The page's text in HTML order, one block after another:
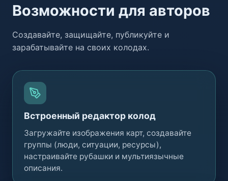
Возможности для авторов
Создавайте, защищайте, публикуйте и
зарабатывайте на своих колодах.
Встроенный редактор колод
Загружайте изображения карт, создавайте
группы (люди, ситуации, ресурсы),
настраивайте рубашки и мультиязычные
описания.